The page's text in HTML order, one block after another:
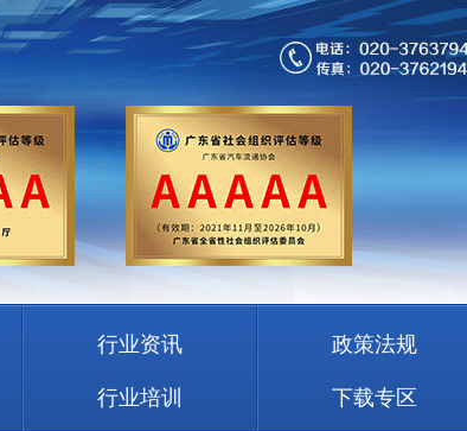
行业资讯
行业培训
政策法规
下载专区